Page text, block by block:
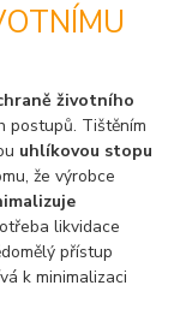
životního
postupů. Tištěním
uhlíkovou stopu
že výrobce
likvidace
přístup
k minimalizaci